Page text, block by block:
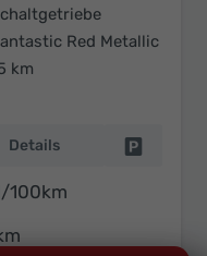
Red Metallic
km
Details
100km